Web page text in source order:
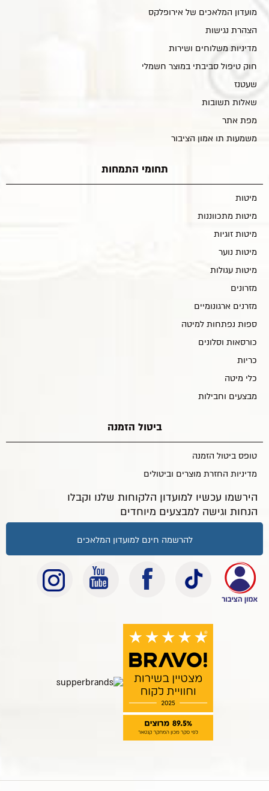
מועדון המלאכים של אירופלקס
הצהרת נגישות
מדיניות משלוחים ושירות
חוק טיפול סביבתי במוצר חשמלי
שעטנז
שאלות תשובות
מפת אתר
משמעות תו אמון הציבור
תחומי התמחות
מיטות
מיטות מתכווננות
מיטות זוגיות
מיטות נוער
מיטות עגולות
מזרונים
מזרנים ארגונומיים
ספות נפתחות למיטה
כורסאות וסלונים
כריות
כלי מיטה
מבצעים וחבילות
ביטול הזמנה
טופס ביטול הזמנה
מדיניות החזרת מוצרים וביטולים
הירשמו עכשיו למועדון הלקוחות שלנו וקבלו
הנחות וגישה למבצעים מיוחדים
להרשמה חינם למועדון המלאכים